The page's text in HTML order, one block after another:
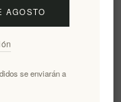
AGOSTO
se enviarán a